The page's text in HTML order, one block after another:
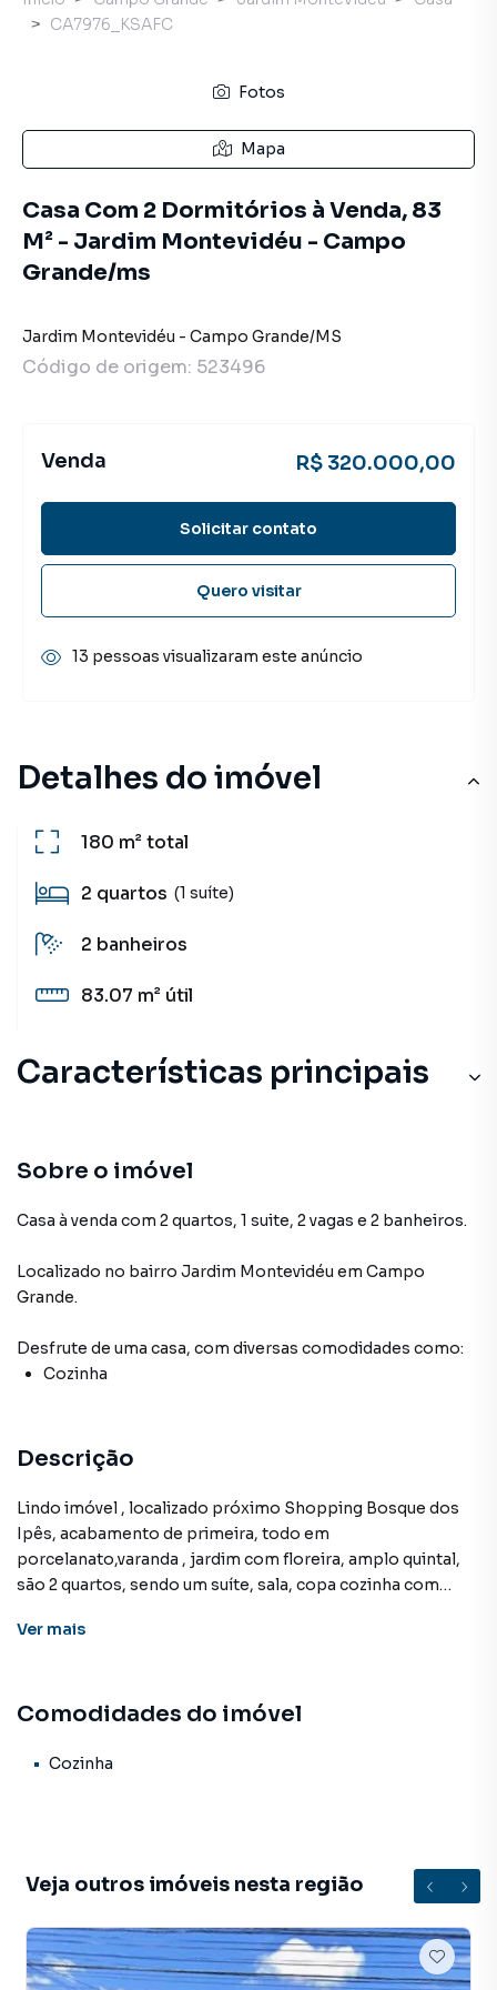
Detalhes do imóvel
180 m²total
2 quartos (1 suíte)
2 banheiros
83.07 m² útil
Características principais
Sobre o imóvel
Casa à venda com 2 quartos, 1 suite, 2 vagas e 2 banheiros.
Localizado no bairro Jardim Montevidéu em Campo
Grande.
Desfrute de uma casa, com diversas comodidades como:
Cozinha
Descrição
Lindo imóvel , localizado próximo Shopping Bosque dos
Ipês, acabamento de primeira, todo em
porcelanato,varanda , jardim com floreira, amplo quintal,
são 2 quartos, sendo um suíte, sala, copa cozinha com
áreade serviço , será instalada uma churrasqueira, cerca
Montevidéu, em Campo Grande. Não encontrou o que
A KSA FACIL IMOVEIS tem mais opções de apartamentos,
e barracões para venda ou locação, além de
empreendimentos em construção ou lançamentos na
Ver mais
Comodidades do imóvel
Cozinha
Veja outros imóveis nesta região
CA7976_KSAFC
Fotos
Mapa
Casa Com 2 Dormitórios à Venda, 83
M² - Jardim Montevidéu - Campo
Grande/ms
Jardim Montevidéu - Campo Grande/MS
Código de origem: 523496
Venda R$ 320.000,00
Solicitar contato
Quero visitar
13 pessoas visualizaram este anúncio